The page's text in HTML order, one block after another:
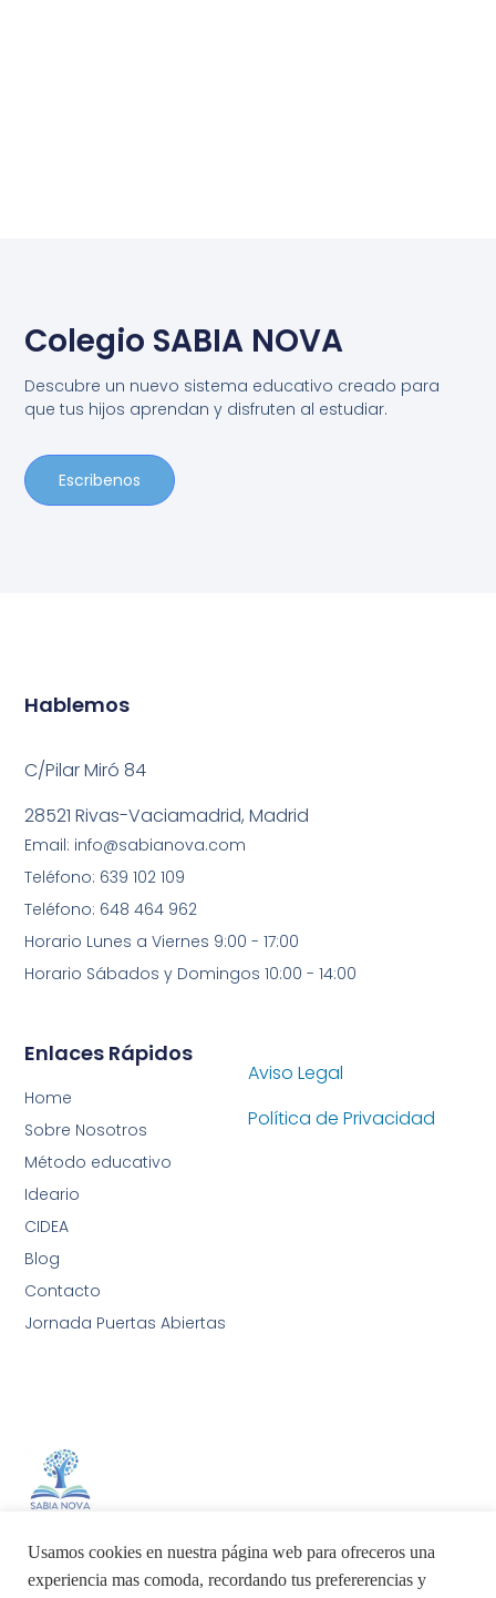
Colegio SABIA NOVA
Descubre un nuevo sistema educativo creado para
que tus hijos aprendan y disfruten al estudiar.
Escribenos
Aviso Legal
Política de Privacidad
Enlaces Rápidos
Home
Sobre Nosotros
Método educativo
Ideario
CIDEA
Blog
Contacto
Jornada Puertas Abiertas
Hablemos
C/Pilar Miró 84
28521 Rivas-Vaciamadrid, Madrid
Email: info@sabianova.com
Teléfono: 639 102 109
Teléfono: 648 464 962
Horario Lunes a Viernes 9:00 - 17:00
Horario Sábados y Domingos 10:00 - 14:00
Usamos cookies en nuestra página web para ofreceros una
experiencia mas comoda, recordando tus prefererencias y